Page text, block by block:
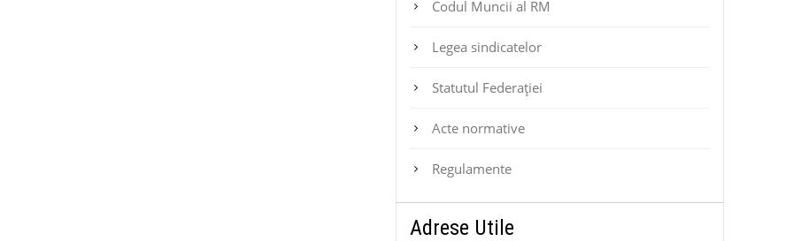
Codul Muncii al RM
Legea sindicatelor
Statutul Federaţiei
Acte normative
Regulamente
Adrese Utile